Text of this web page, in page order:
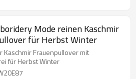
Mode reinen Kaschmir
für Herbst Winter
Kaschmir Frauenpullover mit
für Herbst Winter